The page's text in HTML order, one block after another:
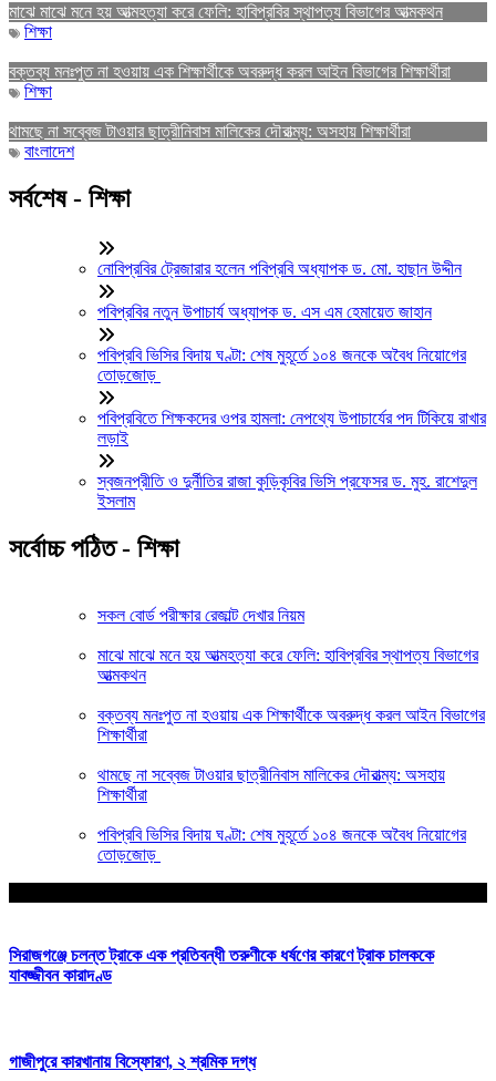
মাঝে মাঝে মনে হয় আত্মহত্যা করে ফেলি: হাবিপ্রবির স্থাপত্য বিভাগের আত্মকথন
শিক্ষা
বক্তব্য মনঃপুত না হওয়ায় এক শিক্ষার্থীকে অবরুদ্ধ করল আইন বিভাগের শিক্ষার্থীরা
শিক্ষা
থামছে না সব্বেজ টাওয়ার ছাত্রীনিবাস মালিকের দৌরাত্ম্য: অসহায় শিক্ষার্থীরা
বাংলাদেশ
সর্বশেষ - শিক্ষা
নোবিপ্রবির ট্রেজারার হলেন পবিপ্রবি অধ্যাপক ড. মো. হাছান উদ্দীন
পবিপ্রবির নতুন উপাচার্য অধ্যাপক ড. এস এম হেমায়েত জাহান
পবিপ্রবি ভিসির বিদায় ঘণ্টা: শেষ মুহূর্তে ১০৪ জনকে অবৈধ নিয়োগের
তোড়জোড়
পবিপ্রবিতে শিক্ষকদের ওপর হামলা: নেপথ্যে উপাচার্যের পদ টিকিয়ে রাখার
লড়াই
স্বজনপ্রীতি ও দুর্নীতির রাজা কুড়িকৃবির ভিসি প্রফেসর ড. মুহ. রাশেদুল
ইসলাম
সর্বোচ্চ পঠিত - শিক্ষা
সকল বোর্ড পরীক্ষার রেজাল্ট দেখার নিয়ম
মাঝে মাঝে মনে হয় আত্মহত্যা করে ফেলি: হাবিপ্রবির স্থাপত্য বিভাগের
আত্মকথন
বক্তব্য মনঃপুত না হওয়ায় এক শিক্ষার্থীকে অবরুদ্ধ করল আইন বিভাগের
শিক্ষার্থীরা
থামছে না সব্বেজ টাওয়ার ছাত্রীনিবাস মালিকের দৌরাত্ম্য: অসহায়
শিক্ষার্থীরা
পবিপ্রবি ভিসির বিদায় ঘণ্টা: শেষ মুহূর্তে ১০৪ জনকে অবৈধ নিয়োগের
তোড়জোড়
সিরাজগঞ্জে চলন্ত ট্রাকে এক প্রতিবন্ধী তরুণীকে ধর্ষণের কারণে ট্রাক চালককে
যাবজ্জীবন কারাদণ্ড
গাজীপুরে কারখানায় বিস্ফোরণ, ২ শ্রমিক দগ্ধ